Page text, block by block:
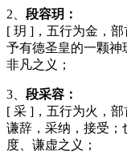
2、 段容玥：
[ 玥 ]，五行为金，
予有德圣皇的一颗神
非凡之义；
3、 段采容：
[ 采 ]，五行为火，
谦辞，采纳，接受；
度、谦虚之义；